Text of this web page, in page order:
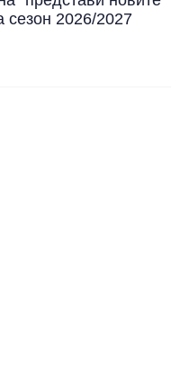
сезон 2026/2027